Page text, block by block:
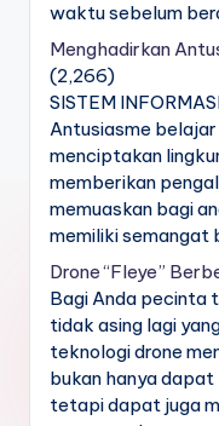
waktu sebelum
Menghadirkan
(2,266)
SISTEM
Antusiasme
menciptakan
memberikan
memuaskan bagi
memiliki semangat
Drone “Fleye”
Bagi Anda pecinta
tidak asing lagi
teknologi drone
bukan hanya
tetapi dapat juga